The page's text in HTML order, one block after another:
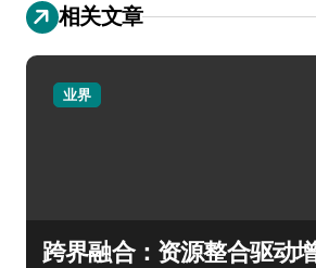
相关文章
业界
跨界融合：资源整合驱动